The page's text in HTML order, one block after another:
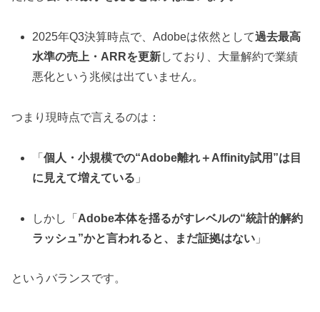
2025年Q3決算時点で、Adobeは依然として過去最高
水準の売上・ARRを更新しており、大量解約で業績
悪化という兆候は出ていません。
つまり現時点で言えるのは：
「個人・小規模での“Adobe離れ＋Affinity試用”は目
に見えて増えている 」
しかし「 Adobe本体を揺るがすレベルの“統計的解約
ラッシュ”かと言われると、まだ証拠はない 」
というバランスです。